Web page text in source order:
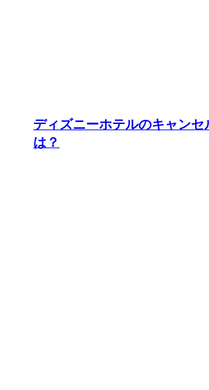
ディズニーホテルのキャンセ
は？